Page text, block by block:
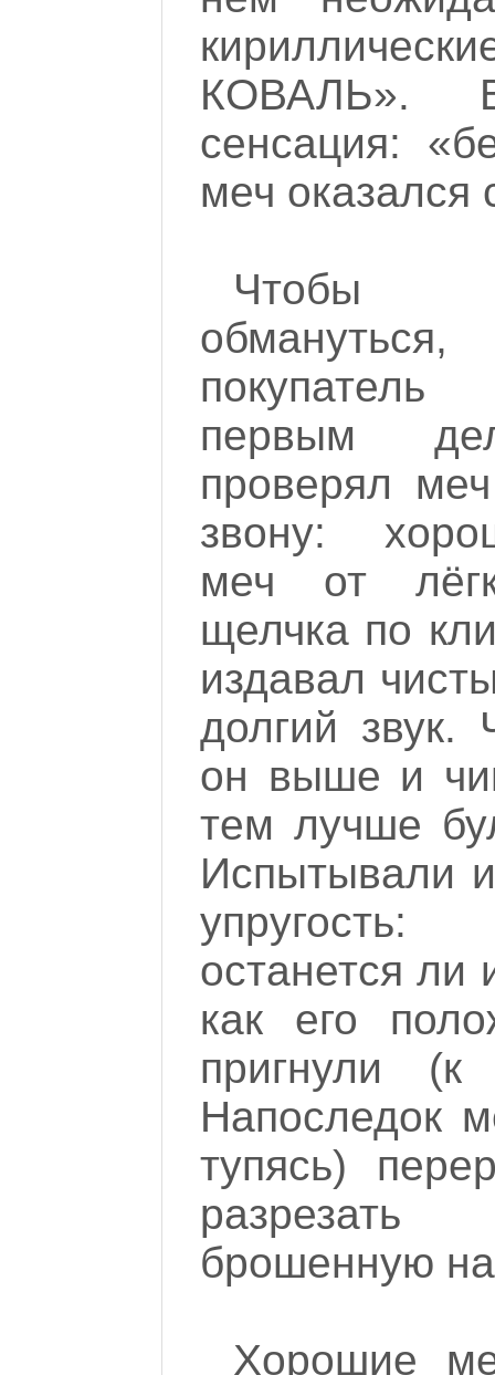
КОВАЛЬ».
сенсация:
меч оказался
Чтобы
обмануться,
покупатель
первым
проверял
звону:
меч от
щелчка по
издавал
долгий звук.
он выше и
тем лучше
Испытывали
останется ли
как его
пригнули
Напоследок
тупясь)
брошенную
Хорошие